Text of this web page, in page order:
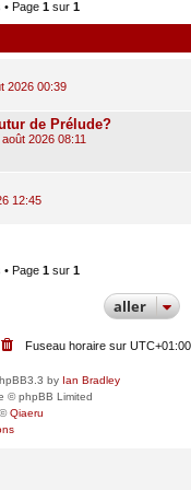
• Page 1 sur 1
2026 00:39
de Prélude?
2026 08:11
12:45
• Page 1 sur 1
aller
Fuseau horaire sur UTC+01:00
by Ian Bradley
© phpBB Limited
©Qiaeru